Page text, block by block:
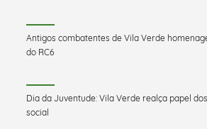
Antigos combatentes de Vila Verde
do RC6
Dia da Juventude: Vila Verde realça papel
social